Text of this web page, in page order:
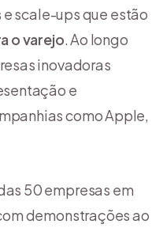
scale-ups que estão
o varejo. Ao longo
inovadoras
e
como Apple,
50 empresas em
demonstrações ao